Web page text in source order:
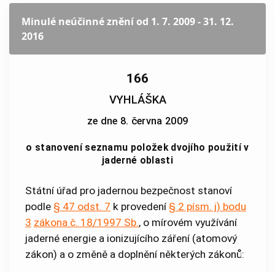
Minulé neúčinné zněníod 1. 7. 2009 - 31. 12.
2016
166
VYHLÁŠKA
ze dne 8. června 2009
o stanovení seznamu položek dvojího použití v
jaderné oblasti
Státní úřad pro jadernou bezpečnost stanoví
podle § 47 odst. 7 k provedení § 2 písm. j) bodu
3 zákona č. 18/1997 Sb., o mírovém využívání
jaderné energie a ionizujícího záření (atomový
zákon) a o změně a doplnění některých zákonů: